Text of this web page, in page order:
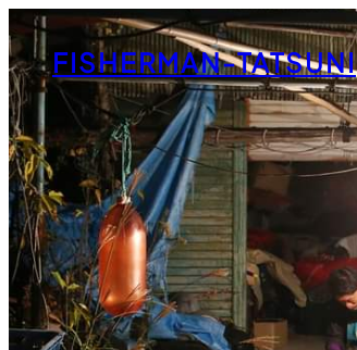
容
を
ス
キ
ッ
プ
FISHERMAN-TATSUNI